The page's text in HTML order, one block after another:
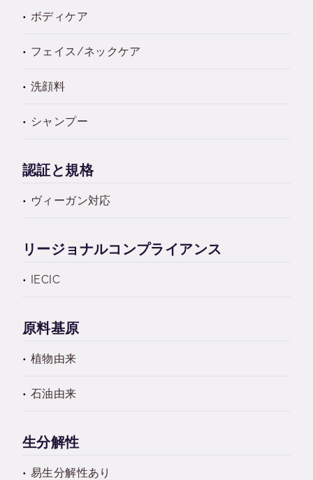
ボディケア
フェイス/ネックケア
洗顔料
シャンプー
認証と規格
ヴィーガン対応
リージョナルコンプライアンス
IECIC
原料基原
植物由来
石油由来
生分解性
易生分解性あり